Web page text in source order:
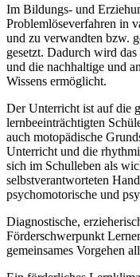
Im Bildungs- und
Problemlöseverfahren in
und zu verwandten bzw.
gesetzt. Dadurch wird
und die nachhaltige und
Wissens ermöglicht.
Der Unterricht ist auf die
lernbeeinträchtigten
auch motopädische
Unterricht und die
sich im Schulleben als
selbstverantworteten
psychomotorische und
Diagnostische,
Förderschwerpunkt
gemeinsames Vorgehen